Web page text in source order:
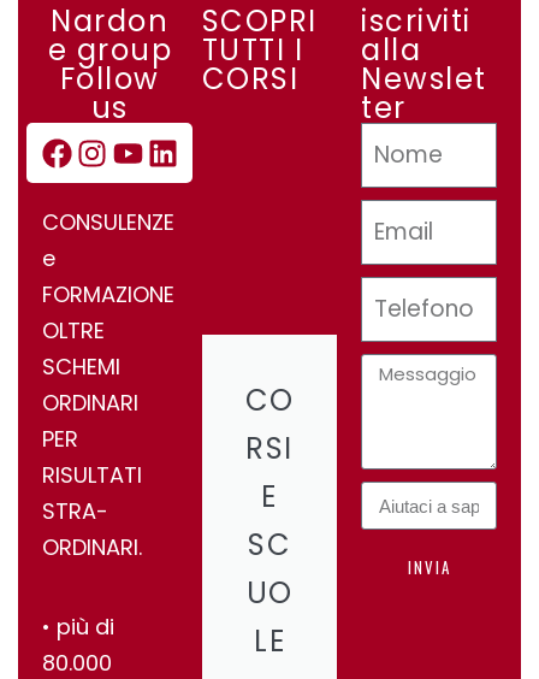
Nardon
e group
Follow
us
CONSULENZE
e
FORMAZIONE
OLTRE
SCHEMI
ORDINARI
PER
RISULTATI
STRA-
ORDINARI.
•⁠ ⁠più di
80.000
SCOPRI
TUTTI I
CORSI
CO
RSI
E
SC
UO
LE
iscriviti
alla
Newslet
ter
INVIA